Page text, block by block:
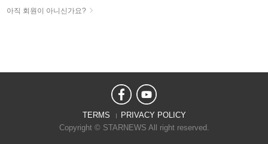
아직 회원이 아니신가요?
TERMS
PRIVACY POLICY
Copyright © STARNEWS All right reserved.